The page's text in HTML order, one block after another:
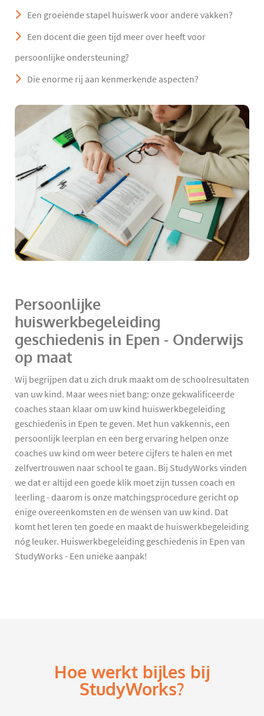
Een groeiende stapel huiswerk voor andere vakken?
Een docent die geen tijd meer over heeft voor
persoonlijke ondersteuning?
Die enorme rij aan kenmerkende aspecten?
Persoonlijke
huiswerkbegeleiding
geschiedenis in Epen - Onderwijs
op maat
Wij begrijpen dat u zich druk maakt om de schoolresultaten
van uw kind. Maar wees niet bang: onze gekwalificeerde
coaches staan klaar om uw kind huiswerkbegeleiding
geschiedenis in Epen te geven. Met hun vakkennis, een
persoonlijk leerplan en een berg ervaring helpen onze
coaches uw kind om weer betere cijfers te halen en met
zelfvertrouwen naar school te gaan. Bij StudyWorks vinden
we dat er altijd een goede klik moet zijn tussen coach en
leerling - daarom is onze matchingsprocedure gericht op
enige overeenkomsten en de wensen van uw kind. Dat
komt het leren ten goede en maakt de huiswerkbegeleiding
nóg leuker. Huiswerkbegeleiding geschiedenis in Epen van
StudyWorks - Een unieke aanpak!
Hoe werkt bijles bij
StudyWorks?